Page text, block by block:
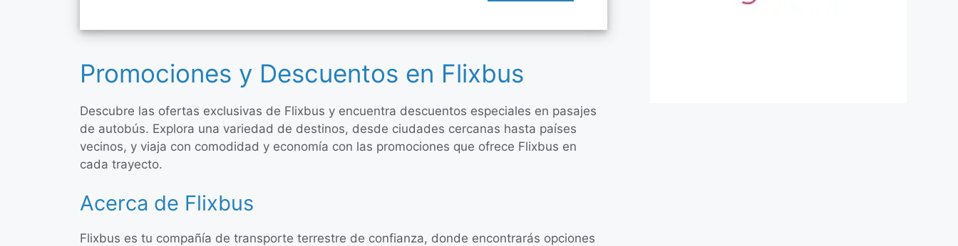
Promociones y Descuentos en Flixbus
Descubre las ofertas exclusivas de Flixbus y encuentra descuentos especiales en pasajes
de autobús. Explora una variedad de destinos, desde ciudades cercanas hasta países
vecinos, y viaja con comodidad y economía con las promociones que ofrece Flixbus en
cada trayecto.
Acerca de Flixbus
Flixbus es tu compañía de transporte terrestre de confianza, donde encontrarás opciones